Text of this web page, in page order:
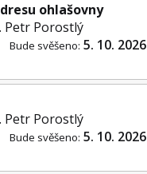
ohlašovny
Petr Porostlý
Bude svěšeno: 5. 10. 2026
Petr Porostlý
Bude svěšeno: 5. 10. 2026